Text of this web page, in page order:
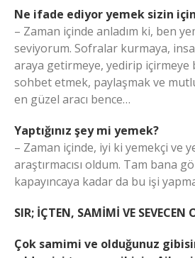
Ne ifade ediyor yemek sizin
– Zaman içinde anladım ki, ben
seviyorum. Sofralar kurmaya,
araya getirmeye, yedirip içirmeye
sohbet etmek, paylaşmak ve
en güzel aracı bence…
Yaptığınız şey mi yemek?
– Zaman içinde, iyi ki yemekçi ve
araştırmacısı oldum. Tam bana
kapayıncaya kadar da bu işi
SIR; İÇTEN, SAMİMİ VE SEVECEN
Çok samimi ve olduğunuz